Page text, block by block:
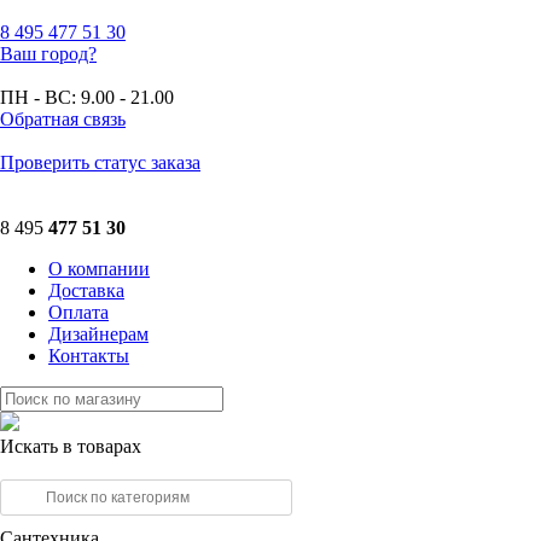
8 495 477 51 30
Ваш город?
ПН - ВС: 9.00 - 21.00
Обратная связь
Проверить статус заказа
8 495 477 51 30
О компании
Доставка
Оплата
Дизайнерам
Контакты
Искать в товарах